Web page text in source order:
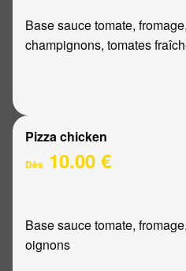
Base sauce tomate,
champignons, tomates
Pizza chicken
Dès 10.00 €
Base sauce tomate,
oignons